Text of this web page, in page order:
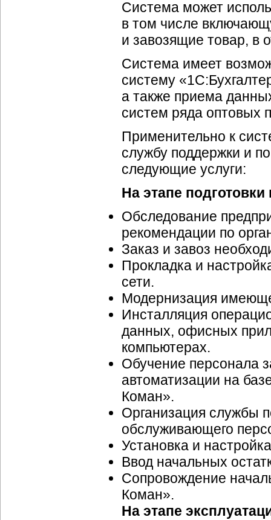
Система может
в том числе
и завозящие товар, в
Система имеет
систему
а также приема
систем ряда оптовых
Применительно к
службу поддержки и
следующие услуги:
На этапе
Обследование
рекомендации по
Заказ и завоз
Прокладка и
сети.
Модернизация
Инсталляция
данных, офисных
компьютерах.
Обучение персонала
автоматизации на
Коман».
Организация службы
обслуживающего
Установка и
Ввод начальных
Сопровождение
Коман».
На этапе